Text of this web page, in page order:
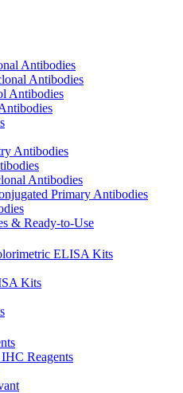
Antibodies
Antibodies
Antibodies
Antibodies
Antibodies
Primary Antibodies
& Ready-to-Use
ELISA Kits
Kits
Reagents